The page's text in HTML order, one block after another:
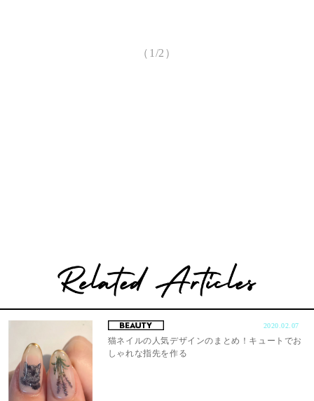
（1/2）
2020.02.07
猫ネイルの人気デザインのまとめ！キュートでお
しゃれな指先を作る